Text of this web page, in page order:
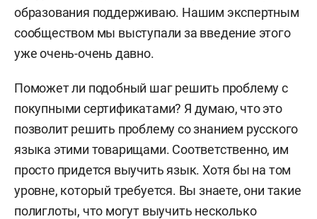
образования поддерживаю. Нашим экспертным
сообществом мы выступали за введение этого
уже очень-очень давно.
Поможет ли подобный шаг решить проблему с
покупными сертификатами? Я думаю, что это
позволит решить проблему со знанием русского
языка этими товарищами. Соответственно, им
просто придется выучить язык. Хотя бы на том
уровне, который требуется. Вы знаете, они такие
полиглоты, что могут выучить несколько